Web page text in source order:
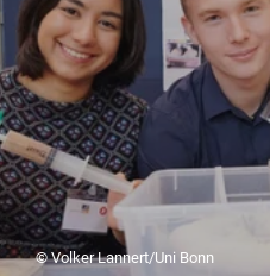
© Volker Lannert/Uni Bonn